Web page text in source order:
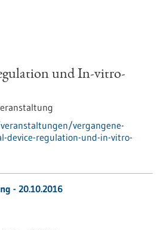
und In-vitro-
vergangene-
device-regulation-und-in-vitro-
- 20.10.2016